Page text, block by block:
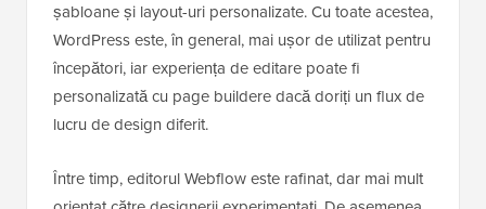
șabloane și layout-uri personalizate. Cu toate acestea,
WordPress este, în general, mai ușor de utilizat pentru
începători, iar experiența de editare poate fi
personalizată cu page buildere dacă doriți un flux de
lucru de design diferit.
Între timp, editorul Webflow este rafinat, dar mai mult